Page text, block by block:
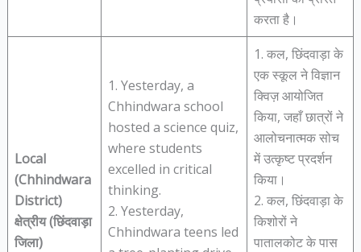
करता है।
Local
(Chhindwara
District)
क्षेत्रीय (छिंदवाड़ा
जिला)
1. Yesterday, a
Chhindwara school
hosted a science quiz,
where students
excelled in critical
thinking.
2. Yesterday,
Chhindwara teens led
1. कल, छिंदवाड़ा के
एक स्कूल ने विज्ञान
क्विज़ आयोजित
किया, जहाँ छात्रों ने
आलोचनात्मक सोच
में उत्कृष्ट प्रदर्शन
किया।
2. कल, छिंदवाड़ा के
किशोरों ने
पातालकोट के पास